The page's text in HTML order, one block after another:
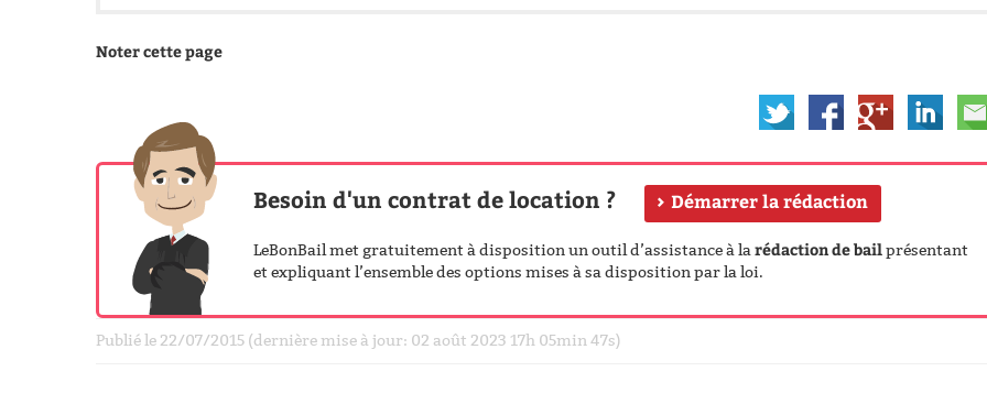
Noter cette page
Besoin d'un contrat de location ? Démarrer la rédaction
LeBonBail met gratuitement à disposition un outil d’assistance à larédaction de bailprésentant
et expliquant l’ensemble des options mises à sa disposition par la loi.
Publié le 22/07/2015 (dernière mise à jour: 02 août 2023 17h 05min 47s)